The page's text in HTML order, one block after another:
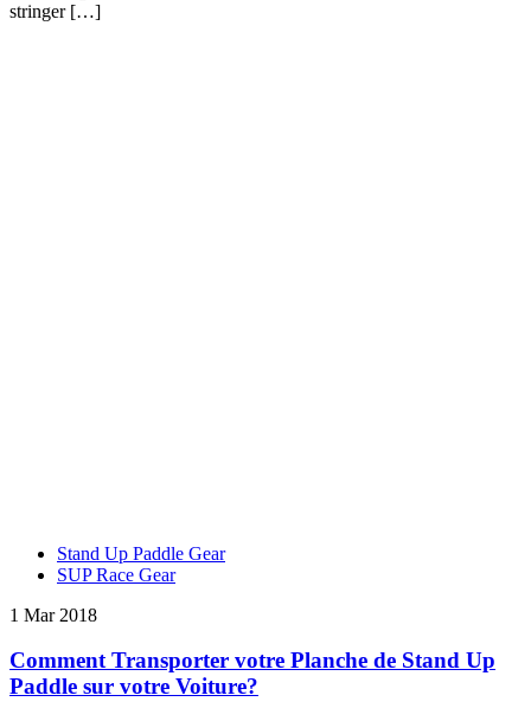
stringer […]
Stand Up Paddle Gear
SUP Race Gear
1 Mar 2018
Comment Transporter votre Planche de Stand Up
Paddle sur votre Voiture?